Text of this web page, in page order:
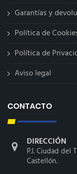
Garantías y
Política de
Política de
Aviso legal
CONTACTO
DIRECCIÓN
P.I. Ciudad del
Castellón.